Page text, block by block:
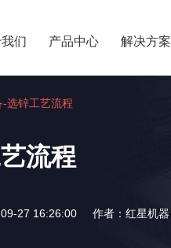
们 产品中心 解决方案
选锌工艺流程
流程
27 16:26:00 作者：红星机器